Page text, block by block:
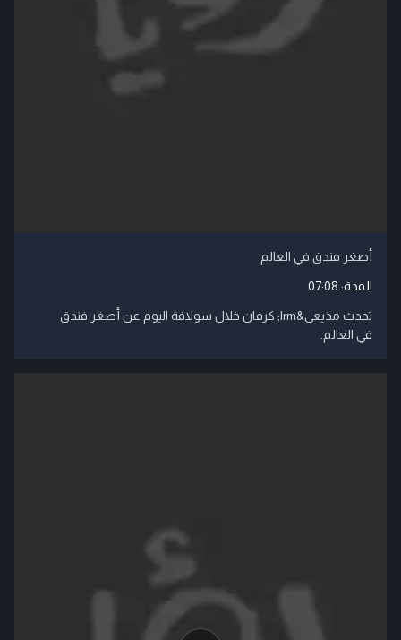
أصغر فندق في العالم
المدة: 07:08
تحدث مذيعي‬&lrm; كرفان خلال سولافة اليوم عن أصغر فندق
في العالم.